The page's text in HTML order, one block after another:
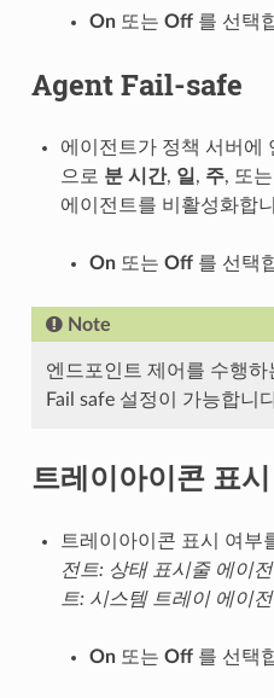
On또는 Off를 선택
Agent Fail-safe
에이전트가 정책 서버에
으로 분 시간, 일 , 주, 또는
에이전트를 비활성화합
On또는 Off를 선택
Note
엔드포인트 제어를 수행
Fail safe 설정이 가능합니
트레이아이콘 표시
트레이아이콘 표시 여부
전트: 상태 표시줄 에이
트: 시스템 트레이 에이
On또는 Off를 선택